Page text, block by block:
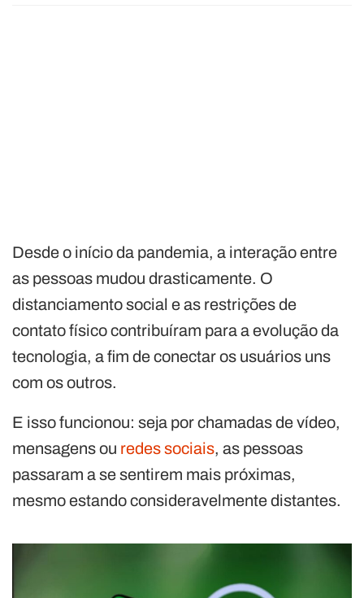
Desde o início da pandemia, a interação entre
as pessoas mudou drasticamente. O
distanciamento social e as restrições de
contato físico contribuíram para a evolução da
tecnologia, a fim de conectar os usuários uns
com os outros.
E isso funcionou: seja por chamadas de vídeo,
mensagens ou redes sociais, as pessoas
passaram a se sentirem mais próximas,
mesmo estando consideravelmente distantes.